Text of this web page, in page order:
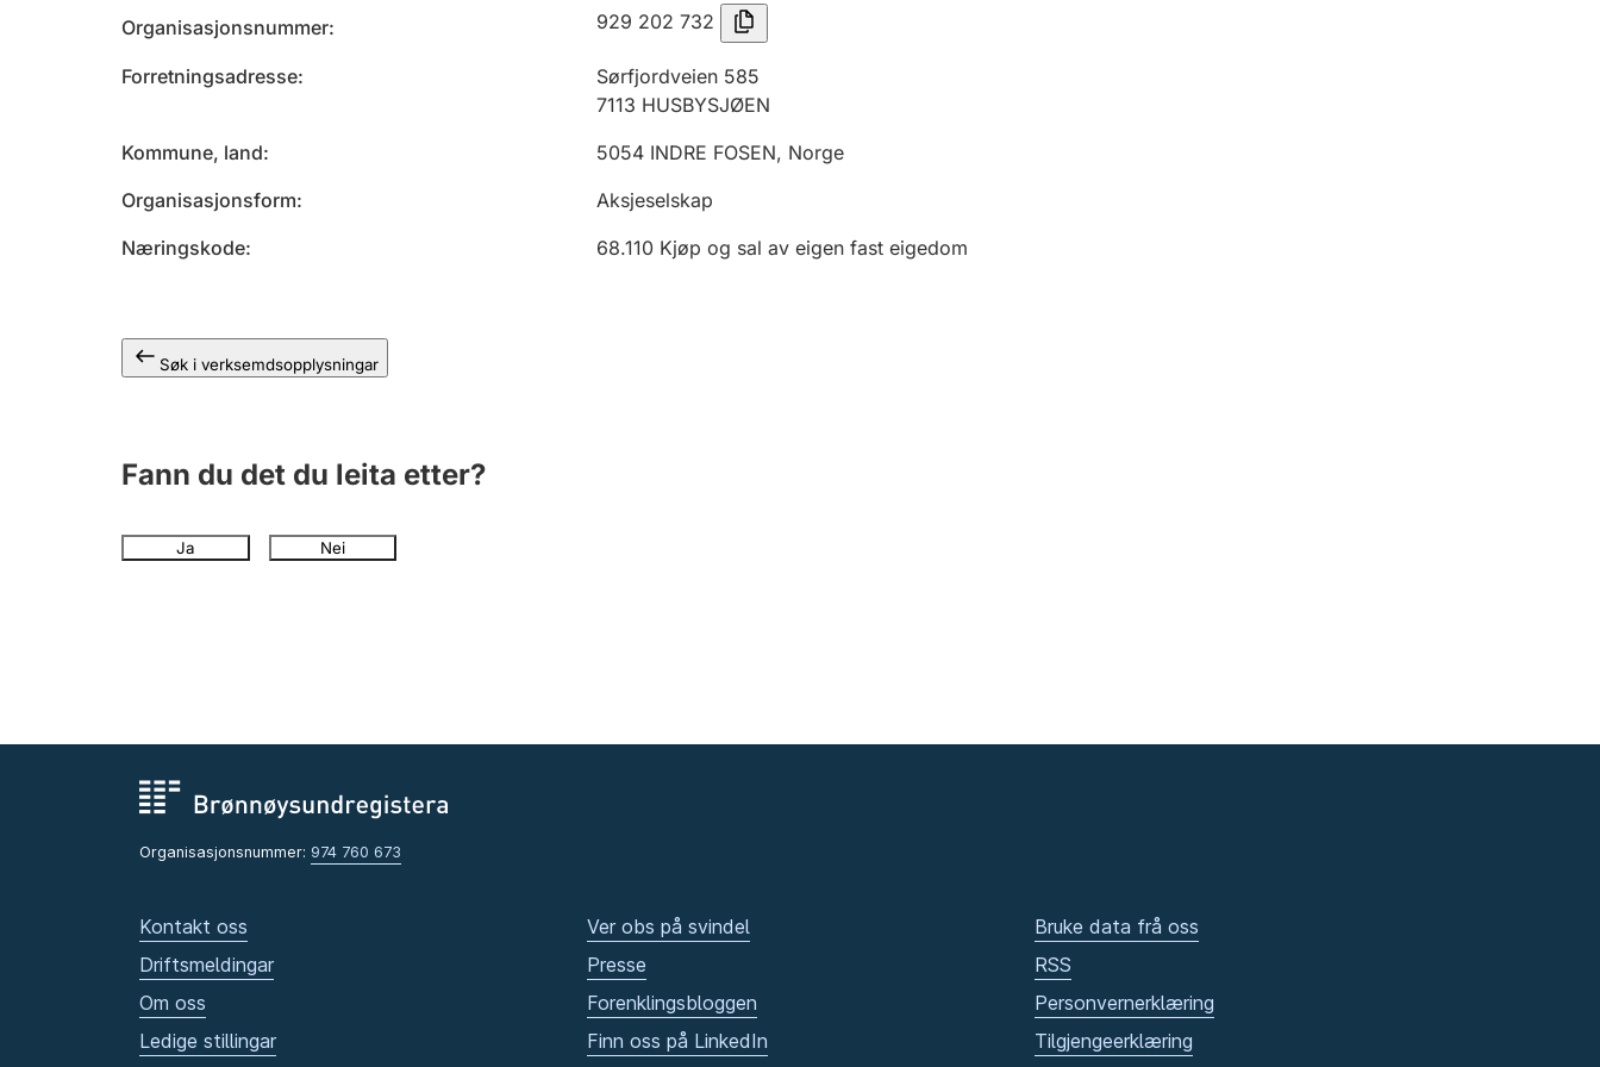
Organisasjonsnummer 929 202 732
Forretningsadresse
Sørfjordveien 585
7113 HUSBYSJØEN
Kommune, land
5054 INDRE FOSEN, Norge
Organisasjonsform
Aksjeselskap
Næringskode
68.110 Kjøp og sal av eigen fast eigedom
Søk i verksemdsopplysningar
Fann du det du leita etter?
Ja Nei
Organisasjonsnummer: 974 760 673
Kontakt oss
Driftsmeldingar
Om oss
Ledige stillingar
Ver obs på svindel
Presse
Forenklingsbloggen
Finn oss på LinkedIn
Bruke data frå oss
RSS
Personvernerklæring
Tilgjengeerklæring